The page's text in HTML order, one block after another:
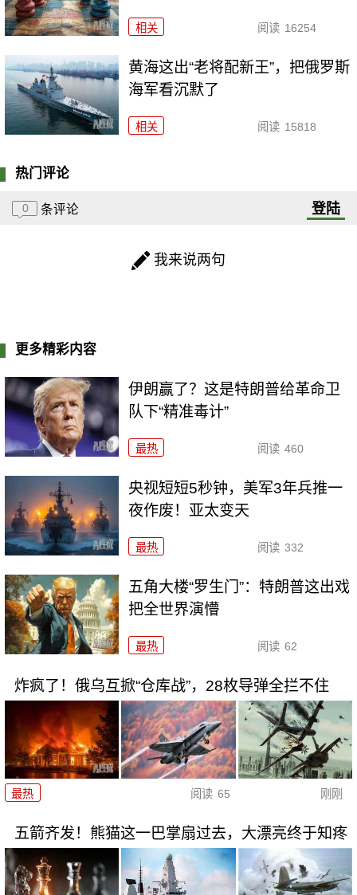
相关 阅读 16254
黄海这出“老将配新王”，把俄罗斯
海军看沉默了
相关 阅读 15818
热门评论
0 条评论 登陆
我来说两句
更多精彩内容
伊朗赢了？这是特朗普给革命卫
队下“精准毒计”
最热 阅读 460
央视短短5秒钟，美军3年兵推一
夜作废！亚太变天
最热 阅读 332
五角大楼“罗生门”：特朗普这出戏
把全世界演懵
最热 阅读 62
炸疯了！俄乌互掀“仓库战”，28枚导弹全拦不住
最热 阅读 65 刚刚
五箭齐发！熊猫这一巴掌扇过去，大漂亮终于知疼